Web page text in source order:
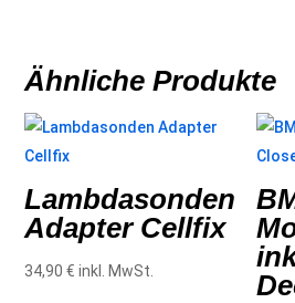
Ähnliche Produkte
Lambdasonden
Adapter Cellfix
34,90€ inkl. MwSt.